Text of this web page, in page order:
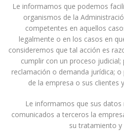
Le informamos que podemos
organismos de la
competentes en aquellos
legalmente o en los casos en
consideremos que tal acción es
cumplir con un proceso
reclamación o demanda jurídica;
de la empresa o sus clientes
Le informamos que sus
comunicados a terceros la
su tratamiento y